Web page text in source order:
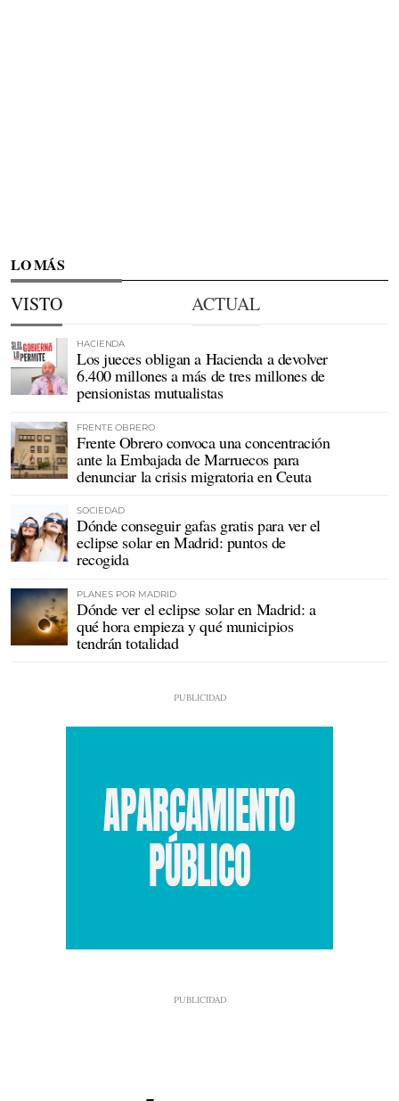
LO MÁS
VISTO ACTUAL
HACIENDA
Los jueces obligan a Hacienda a devolver
6.400 millones a más de tres millones de
pensionistas mutualistas
FRENTE OBRERO
Frente Obrero convoca una concentración
ante la Embajada de Marruecos para
denunciar la crisis migratoria en Ceuta
SOCIEDAD
Dónde conseguir gafas gratis para ver el
eclipse solar en Madrid: puntos de
recogida
PLANES POR MADRID
Dónde ver el eclipse solar en Madrid: a
qué hora empieza y qué municipios
tendrán totalidad